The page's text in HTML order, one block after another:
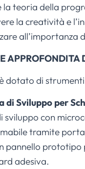
la teoria della
la creatività e
all’importanza
APPROFONDITA
dotato di
di Sviluppo per
sviluppo con
tramite porta
pannello prototipo
adesiva.